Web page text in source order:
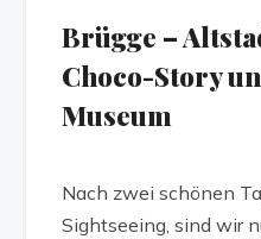
Brügge –
Choco-Story
Museum
Nach zwei schönen
Sightseeing, sind wir